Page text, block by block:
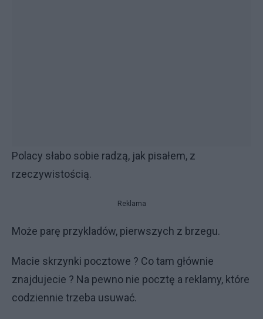
Polacy słabo sobie radzą, jak pisałem, z
rzeczywistością.
Reklama
Może parę przykladów, pierwszych z brzegu.
Macie skrzynki pocztowe ? Co tam głównie
znajdujecie ? Na pewno nie pocztę a reklamy, które
codziennie trzeba usuwać.